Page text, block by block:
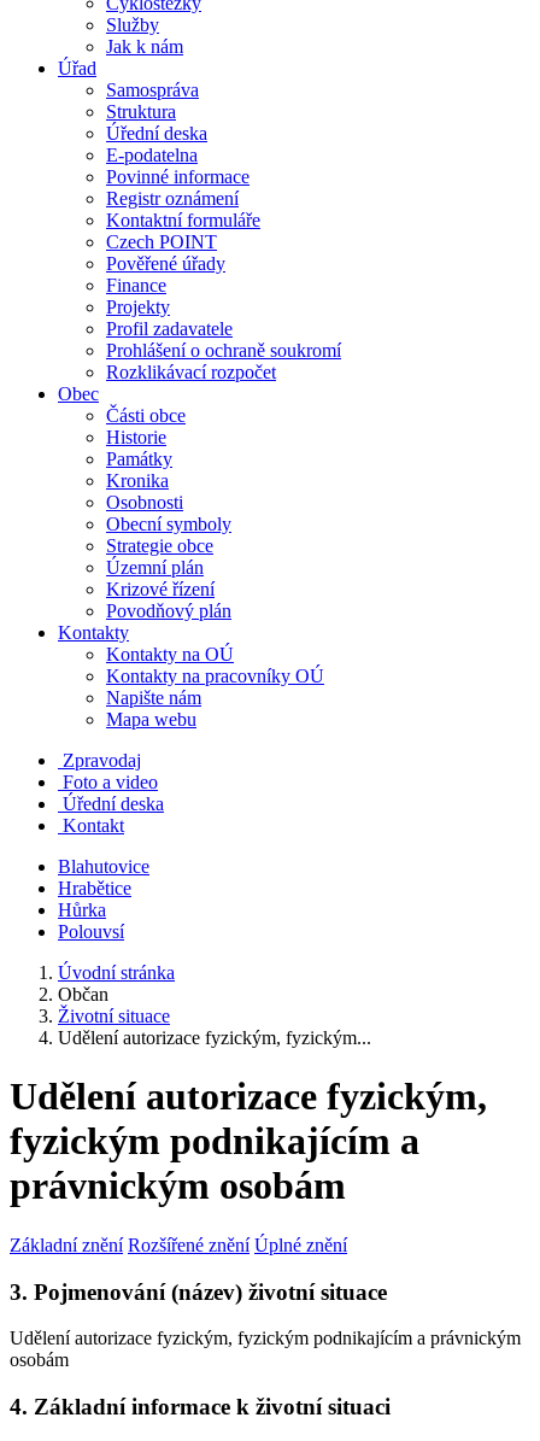
Služby
Jak k nám
Úřad
Samospráva
Struktura
Úřední deska
E-podatelna
Povinné informace
Registr oznámení
Kontaktní formuláře
Czech POINT
Pověřené úřady
Finance
Projekty
Profil zadavatele
Prohlášení o ochraně soukromí
Rozklikávací rozpočet
Obec
Části obce
Historie
Památky
Kronika
Osobnosti
Obecní symboly
Strategie obce
Územní plán
Krizové řízení
Povodňový plán
Kontakty
Kontakty na OÚ
Kontakty na pracovníky OÚ
Napište nám
Mapa webu
Zpravodaj
Foto a video
Úřední deska
Kontakt
Blahutovice
Hrabětice
Hůrka
Polouvsí
Úvodní stránka
Občan
Životní situace
Udělení autorizace fyzickým, fyzickým...
Udělení autorizace fyzickým,
fyzickým podnikajícím a
právnickým osobám
Základní znění Rozšířené znění Úplné znění
3. Pojmenování (název) životní situace
Udělení autorizace fyzickým, fyzickým podnikajícím a právnickým
osobám
4. Základní informace k životní situaci